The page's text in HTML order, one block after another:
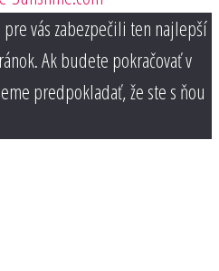
vás zabezpečili ten najlepší
Ak budete pokračovať v
predpokladať, že ste s ňou